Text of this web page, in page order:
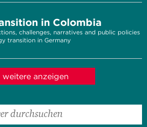
in Colombia
challenges, narratives and public policies
transition in Germany
weitere anzeigen